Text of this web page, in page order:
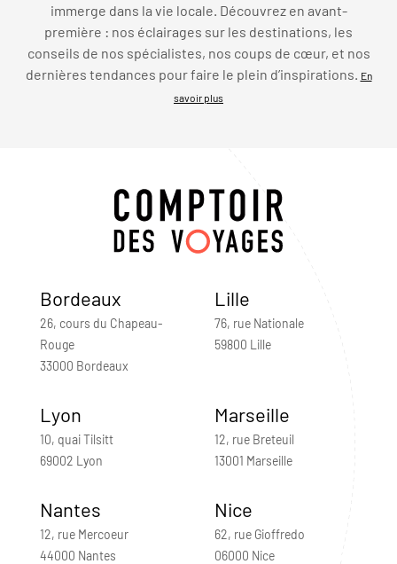
immerge dans la vie locale. Découvrez en avant-
première : nos éclairages sur les destinations, les
conseils de nos spécialistes, nos coups de cœur, et nos
dernières tendances pour faire le plein d’inspirations. En
savoir plus
Bordeaux
26, cours du Chapeau-
Rouge
33000 Bordeaux
Lille
76, rue Nationale
59800 Lille
Lyon
10, quai Tilsitt
69002 Lyon
Marseille
12, rue Breteuil
13001 Marseille
Nantes
12, rue Mercoeur
44000 Nantes
Nice
62, rue Gioffredo
06000 Nice